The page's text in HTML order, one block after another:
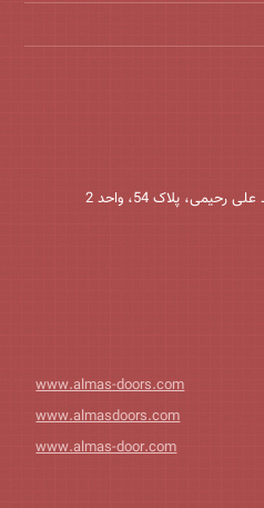
پلاک 54، واحد 2
www.almas-doors.com
www.almasdoors.com
www.almas-door.com